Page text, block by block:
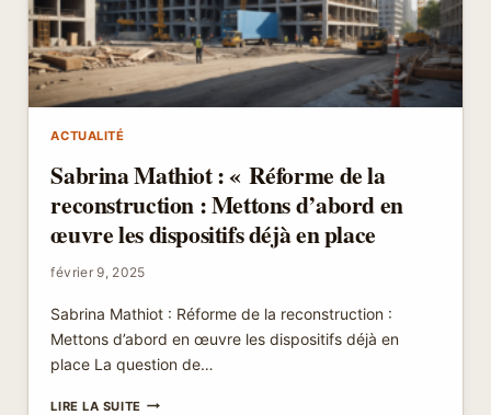
ACTUALITÉ
Sabrina Mathiot : « Réforme de la
reconstruction : Mettons d’abord en
œuvre les dispositifs déjà en place
février 9, 2025
Sabrina Mathiot : Réforme de la reconstruction :
Mettons d’abord en œuvre les dispositifs déjà en
place La question de…
LIRE LA SUITESABRINA